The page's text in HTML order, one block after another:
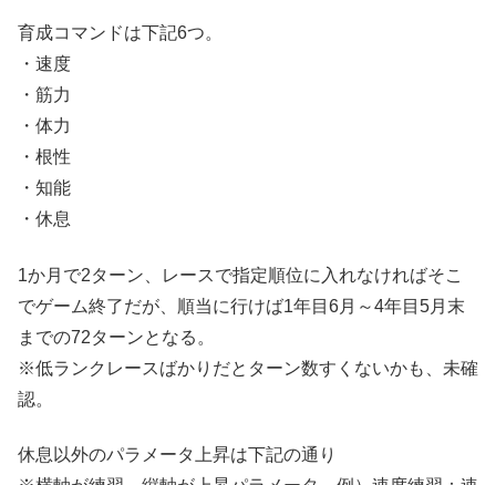
育成コマンドは下記6つ。
・速度
・筋力
・体力
・根性
・知能
・休息
1か月で2ターン、レースで指定順位に入れなければそこ
でゲーム終了だが、順当に行けば1年目6月～4年目5月末
までの72ターンとなる。
※低ランクレースばかりだとターン数すくないかも、未確
認。
休息以外のパラメータ上昇は下記の通り